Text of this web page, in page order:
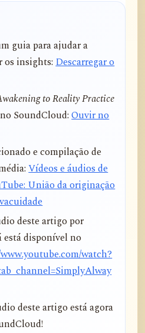
guia para ajudar a
os insights:Descarregar o
to Reality Practice
SoundCloud:Ouvir no
e compilação de
Vídeos e áudios de
União da originação
deste artigo por
disponível no
watch?
deste artigo está agora